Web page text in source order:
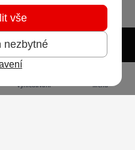
Vyhledávání Menu
nezbytné
vše